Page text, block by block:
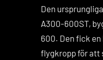
Den
A300-600ST,
600. Den fick
flygkropp för att